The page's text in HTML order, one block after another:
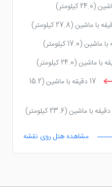
(24.0 کیلومتر)
(27.8 کیلومتر)
(17.0 کیلومتر)
(24.0 کیلومتر)
17 دقیقه با ماشین
(15.2
(23.6 کیلومتر)
مشاهده هتل روی نقشه